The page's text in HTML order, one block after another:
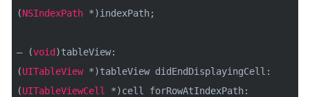
(NSIndexPath *)indexPath;
– (void)tableView:
(UITableView*)tableView didEndDisplayingCell:
(UITableViewCell
*)cell forRowAtIndexPath: